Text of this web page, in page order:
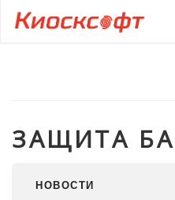
ЗАЩИТА
НОВОСТИ